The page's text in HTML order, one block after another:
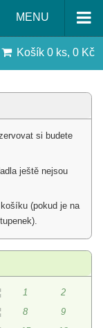
MENU
Košík 0 ks, 0 Kč
si budete
ještě nejsou
(pokud je na
¦ 1
2
¦ 8
9